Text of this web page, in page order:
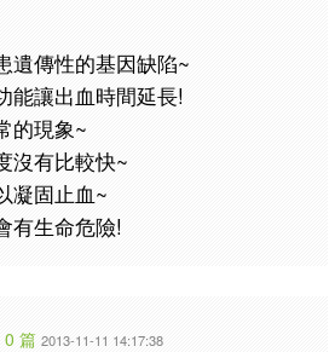
遺傳性的基因缺陷~
能讓出血時間延長!
的現象~
沒有比較快~
凝固止血~
有生命危險!
0 篇 2013-11-11 14:17:38